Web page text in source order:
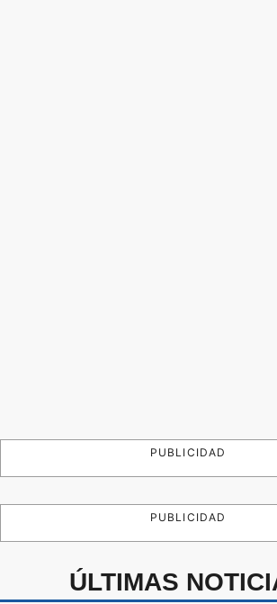
PUBLICIDAD
PUBLICIDAD
ÚLTIMAS